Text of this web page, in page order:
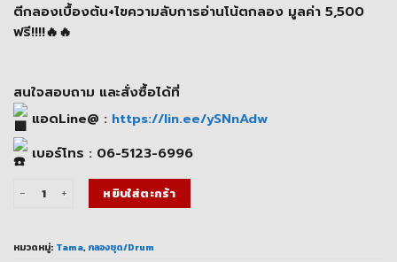
ตีกลองเบื้องต้น+ไขความลับการอ่านโน้ตกลอง มูลค่า 5,500
ฟรี!!!!🔥🔥
สนใจสอบถาม และสั่งซื้อได้ที่
แอดLine@ : https://lin.ee/ySNnAdw
เบอร์โทร : 06-5123-6996
จำนวน กลองชุด Tama Club-JAM Flyer Kit เล็กพิเศษ พกพาสะดวก เสียงเกินตั
หยิบใส่ตะกร้า
หมวดหมู่: Tama, กลองชุด/Drum